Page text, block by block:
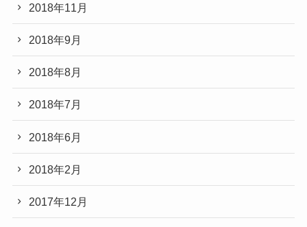
2018年11月
2018年9月
2018年8月
2018年7月
2018年6月
2018年2月
2017年12月